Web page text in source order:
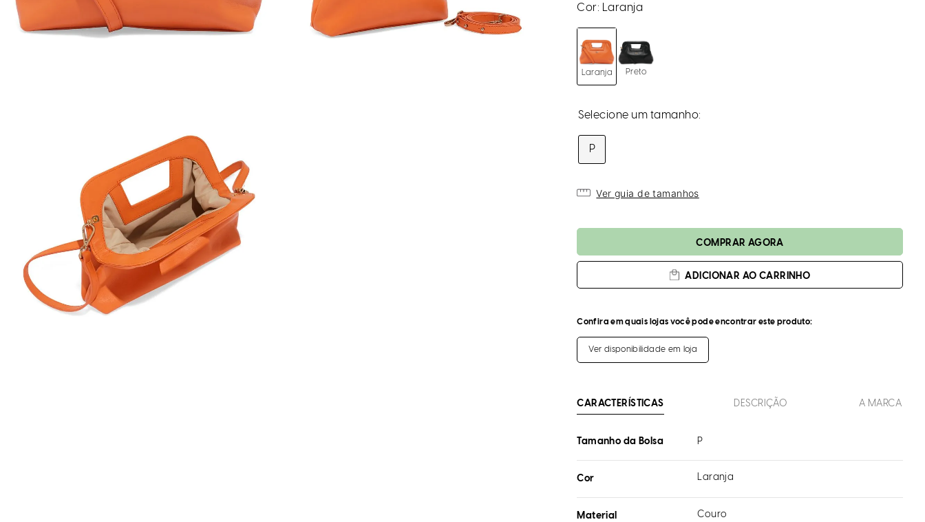
Cor: Laranja
Laranja Preto
P
Ver guia de tamanhos
ADICIONAR AO CARRINHO
Confira em quais lojas você pode encontrar este produto:
Ver disponibilidade em loja
CARACTERÍSTICAS DESCRIÇÃO A MARCA
Tamanho da Bolsa P
Cor Laranja
Material Couro